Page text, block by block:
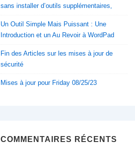
sans installer d’outils supplémentaires,
Un Outil Simple Mais Puissant : Une
Introduction et un Au Revoir à WordPad
Fin des Articles sur les mises à jour de
sécurité
Mises à jour pour Friday 08/25/23
COMMENTAIRES RÉCENTS